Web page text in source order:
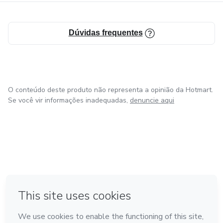
Dandy Espiritual hoje.
Dúvidas frequentes
O conteúdo deste produto não representa a opinião da Hotmart.
Se você vir informações inadequadas, denuncie aqui
Feito com ❤ em Madrid